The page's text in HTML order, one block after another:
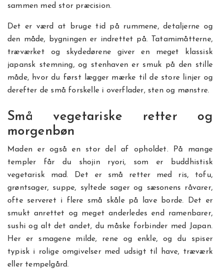
sammen med stor præcision.
Det er værd at bruge tid på rummene, detaljerne og
den måde, bygningen er indrettet på. Tatamimåtterne,
træværket og skydedørene giver en meget klassisk
japansk stemning, og stenhaven er smuk på den stille
måde, hvor du først lægger mærke til de store linjer og
derefter de små forskelle i overflader, sten og mønstre.
Små vegetariske retter og
morgenbøn
Maden er også en stor del af opholdet. På mange
templer får du shojin ryori, som er buddhistisk
vegetarisk mad. Det er små retter med ris, tofu,
grøntsager, suppe, syltede sager og sæsonens råvarer,
ofte serveret i flere små skåle på lave borde. Det er
smukt anrettet og meget anderledes end ramenbarer,
sushi og alt det andet, du måske forbinder med Japan.
Her er smagene milde, rene og enkle, og du spiser
typisk i rolige omgivelser med udsigt til have, træværk
eller tempelgård.